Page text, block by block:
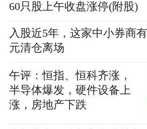
60只股上午收盘涨停(附股)
入股近5年，这家中小券商
元清仓离场
午评：恒指、恒科齐涨，
半导体爆发，硬件设备上
涨，房地产下跌